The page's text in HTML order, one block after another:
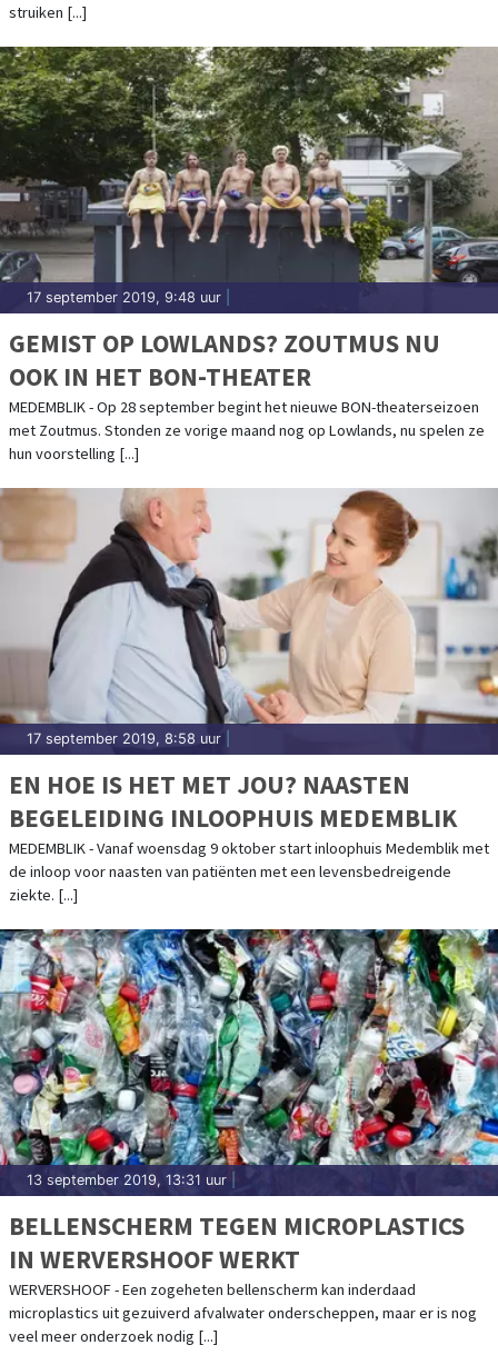
struiken [...]
17 september 2019, 9:48 uur
GEMIST OP LOWLANDS? ZOUTMUS NU
OOK IN HET BON-THEATER
MEDEMBLIK - Op 28 september begint het nieuwe BON-theaterseizoen
met Zoutmus. Stonden ze vorige maand nog op Lowlands, nu spelen ze
hun voorstelling [...]
17 september 2019, 8:58 uur
EN HOE IS HET MET JOU? NAASTEN
BEGELEIDING INLOOPHUIS MEDEMBLIK
MEDEMBLIK - Vanaf woensdag 9 oktober start inloophuis Medemblik met
de inloop voor naasten van patiënten met een levensbedreigende
ziekte. [...]
13 september 2019, 13:31 uur
BELLENSCHERM TEGEN MICROPLASTICS
IN WERVERSHOOF WERKT
WERVERSHOOF - Een zogeheten bellenscherm kan inderdaad
microplastics uit gezuiverd afvalwater onderscheppen, maar er is nog
veel meer onderzoek nodig [...]